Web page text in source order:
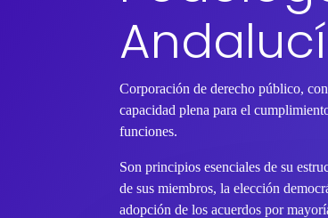
Corporación de derecho público,
capacidad plena para el
funciones.
Son principios esenciales de su
de sus miembros, la elección
adopción de los acuerdos por